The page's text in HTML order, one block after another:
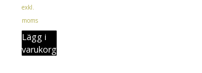
exkl.
moms
Lägg i
varukorg